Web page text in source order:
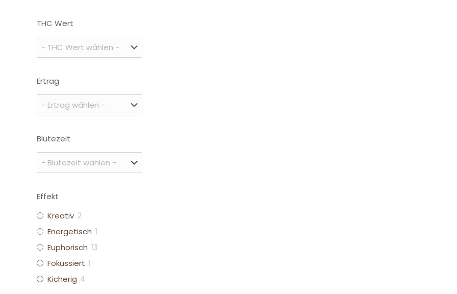
THC Wert
Ertrag
Blütezeit
Effekt
Kreativ 2
Energetisch 1
Euphorisch 13
Fokussiert 1
Kicherig 4